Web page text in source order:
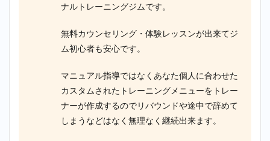
ナルトレーニングジムです。
無料カウンセリング・体験レッスンが出来てジ
ム初心者も安心です。
マニュアル指導ではなくあなた個人に合わせた
カスタムされたトレーニングメニューをトレー
ナーが作成するのでリバウンドや途中で辞めて
しまうなどはなく無理なく継続出来ます。